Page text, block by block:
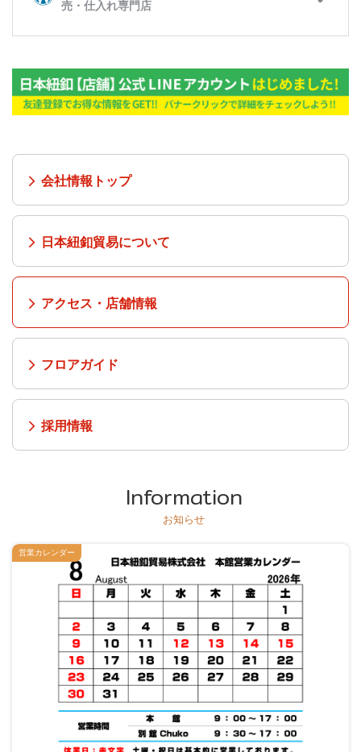
会社情報トップ
日本紐釦貿易について
アクセス・店舗情報
フロアガイド
採用情報
Information
お知らせ
営業カレンダー